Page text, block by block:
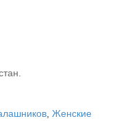
Женские